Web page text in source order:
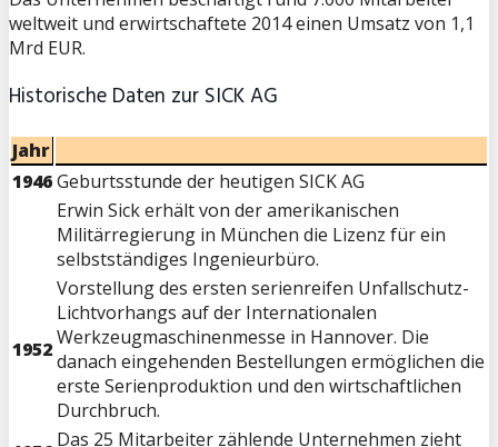
weltweit und erwirtschaftete 2014 einen Umsatz von 1,1
Mrd EUR.
Historische Daten zur SICK AG
Jahr
1946Geburtsstunde der heutigen SICK AG
Erwin Sick erhält von der amerikanischen
Militärregierung in München die Lizenz für ein
selbstständiges Ingenieurbüro.
1952
Vorstellung des ersten serienreifen Unfallschutz-
Lichtvorhangs auf der Internationalen
Werkzeugmaschinenmesse in Hannover. Die
danach eingehenden Bestellungen ermöglichen die
erste Serienproduktion und den wirtschaftlichen
Durchbruch.
Das 25 Mitarbeiter zählende Unternehmen zieht